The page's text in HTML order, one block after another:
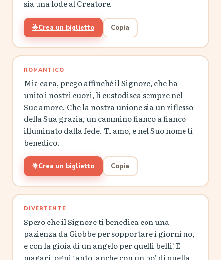
sia una lode al Creatore.
🌟Crea un biglietto Copia
ROMANTICO
Mia cara, prego affinché il Signore, che ha
unito i nostri cuori, li custodisca sempre nel
Suo amore. Che la nostra unione sia un riflesso
della Sua grazia, un cammino fianco a fianco
illuminato dalla fede. Ti amo, e nel Suo nome ti
benedico.
🌟Crea un biglietto Copia
DIVERTENTE
Spero che il Signore ti benedica con una
pazienza da Giobbe per sopportare i giorni no,
e con la gioia di un angelo per quelli belli! E
magari, ogni tanto, anche con un po' di quella